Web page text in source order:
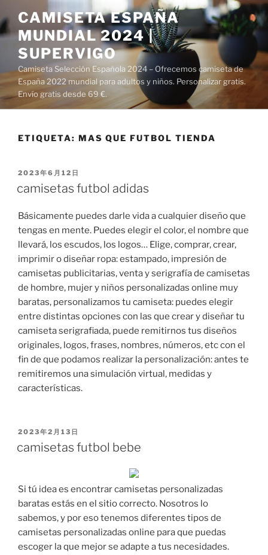
al
contenido
CAMISETA ESPAÑA
MUNDIAL 2024 |
SUPERVIGO
Camiseta Selección Española 2024 – Ofrecemos camiseta de
España 2022 mundial para adultos y niños. Personalizar gratis.
Envío gratis desde 69 €.
ETIQUETA: MAS QUE FUTBOL TIENDA
PUBLICADO
2023年6月12日
camisetas futbol adidas
Básicamente puedes darle vida a cualquier diseño que
tengas en mente. Puedes elegir el color, el nombre que
llevará, los escudos, los logos… Elige, comprar, crear,
imprimir o diseñar ropa: estampado, impresión de
camisetas publicitarias, venta y serigrafía de camisetas
de hombre, mujer y niños personalizadas online muy
baratas, personalizamos tu camiseta: puedes elegir
entre distintas opciones con las que crear y diseñar tu
camiseta serigrafiada, puede remitirnos tus diseños
originales, logos, frases, nombres, números, etc con el
fin de que podamos realizar la personalización: antes te
remitiremos una simulación virtual, medidas y
características.
PUBLICADO
2023年2月13日
camisetas futbol bebe
Si tú idea es encontrar camisetas personalizadas
baratas estás en el sitio correcto. Nosotros lo
sabemos, y por eso tenemos diferentes tipos de
camisetas personalizadas online para que puedas
escoger la que mejor se adapte a tus necesidades.